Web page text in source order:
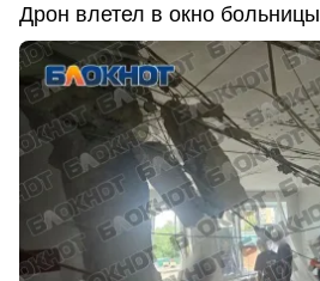
Дрон влетел в окно больницы